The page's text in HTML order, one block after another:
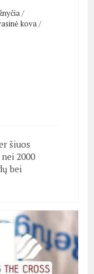
/
kova/
šiuos
2000
bei